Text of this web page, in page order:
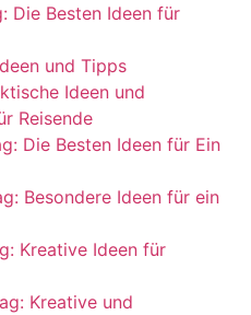
Die Besten Ideen für
und Tipps
Ideen und
Reisende
Die Besten Ideen für Ein
Besondere Ideen für ein
Kreative Ideen für
Kreative und